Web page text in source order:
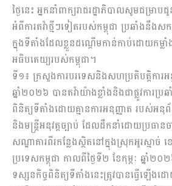
ថ្ងៃនេះ អ្នកនាំពាក្យរាជរដ្ឋាភិបាលសូមជម្រា
អំពីការតវ៉ាថ្មីៗទៀតរបស់កម្ពុជា ប្រឆាំងនឹងស
ក្នុងទីតាំងដែលខ្លួនដណ្តើមកាន់កាប់ដោយកម្ល
អធិបតេយ្យរបស់កម្ពុជា។
ទី១៖ ក្រសួងការបរទេសនិងសហប្រតិបត្តិការអន្
ឆ្នាំ២០២៦ បានតវ៉ាយ៉ាងខ្លាំងនិងជាផ្លូវការប្
ពិនិត្យទីតាំងដោយគ្មានការអនុញ្ញាត របស់អ
និងមន្ត្រីអនុវត្តច្បាប់ ដែលដឹកនាំដោយប្រធាន
សណ្ឋាគារពីរកន្លែងស្ថិតនៅក្នុងស្រុកអូរស្មាច់ ខ
ប្រទេសកម្ពុជា កាលពីថ្ងៃទី២ ខែកុម្ភៈ ឆ្នាំ២០
ទស្សនកិច្ចពិនិត្យទីតាំងនេះត្រូវបានធ្វើឡើងដ